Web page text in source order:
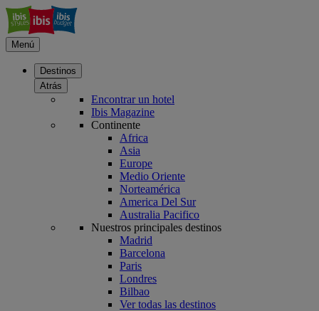
Menú
Destinos
Atrás
Encontrar un hotel
Ibis Magazine
Continente
Africa
Asia
Europe
Medio Oriente
Norteamérica
America Del Sur
Australia Pacifico
Nuestros principales destinos
Madrid
Barcelona
Paris
Londres
Bilbao
Ver todas las destinos